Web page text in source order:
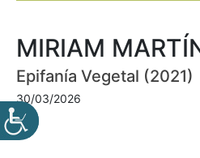
MIRIAM
Epifanía Vegetal (2021)
30/03/2026